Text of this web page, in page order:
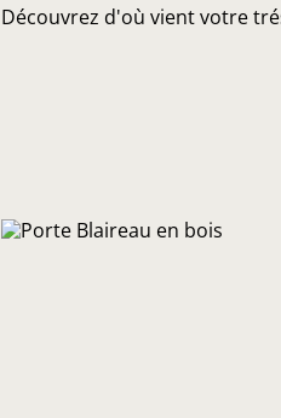
Découvrez d'où vient votre